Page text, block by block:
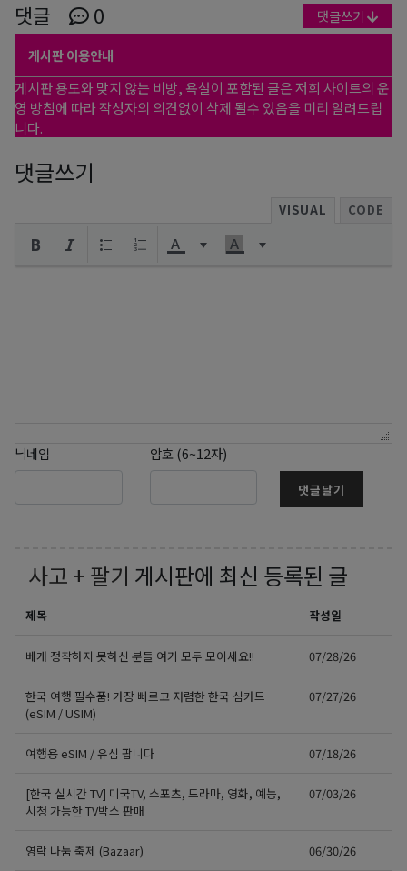
댓글 0 댓글쓰기
게시판 이용안내
게시판 용도와 맞지 않는 비방, 욕설이 포함된 글은 저희 사이트의 운
영 방침에 따라 작성자의 의견없이 삭제 될수 있음을 미리 알려드립
니다.
댓글쓰기
VISUAL CODE
닉네임 암호 (6~12자)
댓글달기
사고 + 팔기 게시판에 최신 등록된 글
제목 작성일
베개 정착하지 못하신 분들 여기 모두 모이세요!! 07/28/26
한국 여행 필수품! 가장 빠르고 저렴한 한국 심카드
(eSIM / USIM)
07/27/26
여행용 eSIM / 유심 팝니다 07/18/26
[한국 실시간 TV] 미국TV, 스포츠, 드라마, 영화, 예능,
시청 가능한 TV박스 판매
07/03/26
영락 나눔 축제 (Bazaar) 06/30/26